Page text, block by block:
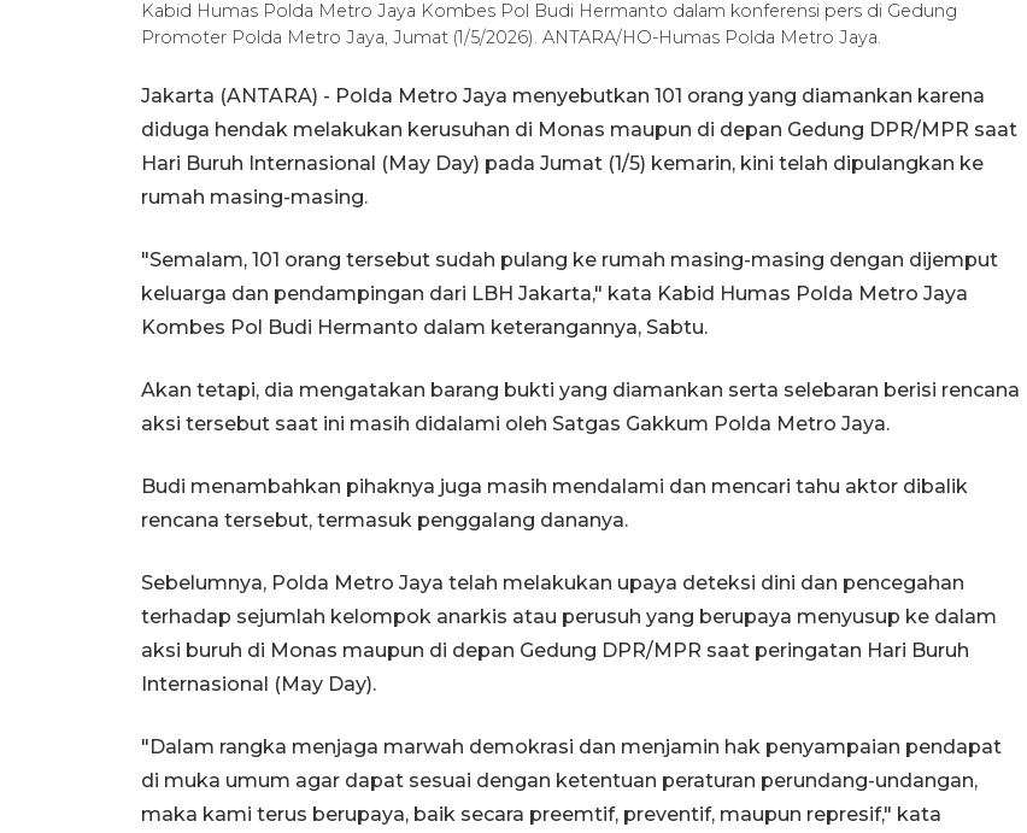
Kabid Humas Polda Metro Jaya Kombes Pol Budi Hermanto dalam konferensi pers di Gedung
Promoter Polda Metro Jaya, Jumat (1/5/2026). ANTARA/HO-Humas Polda Metro Jaya.
Jakarta (ANTARA) - Polda Metro Jaya menyebutkan 101 orang yang diamankan karena
diduga hendak melakukan kerusuhan di Monas maupun di depan Gedung DPR/MPR saat
Hari Buruh Internasional (May Day) pada Jumat (1/5) kemarin, kini telah dipulangkan ke
rumah masing-masing.
"Semalam, 101 orang tersebut sudah pulang ke rumah masing-masing dengan dijemput
keluarga dan pendampingan dari LBH Jakarta," kata Kabid Humas Polda Metro Jaya
Kombes Pol Budi Hermanto dalam keterangannya, Sabtu.
Akan tetapi, dia mengatakan barang bukti yang diamankan serta selebaran berisi rencana
aksi tersebut saat ini masih didalami oleh Satgas Gakkum Polda Metro Jaya.
Budi menambahkan pihaknya juga masih mendalami dan mencari tahu aktor dibalik
rencana tersebut, termasuk penggalang dananya.
Sebelumnya, Polda Metro Jaya telah melakukan upaya deteksi dini dan pencegahan
terhadap sejumlah kelompok anarkis atau perusuh yang berupaya menyusup ke dalam
aksi buruh di Monas maupun di depan Gedung DPR/MPR saat peringatan Hari Buruh
Internasional (May Day).
"Dalam rangka menjaga marwah demokrasi dan menjamin hak penyampaian pendapat
di muka umum agar dapat sesuai dengan ketentuan peraturan perundang-undangan,
maka kami terus berupaya, baik secara preemtif, preventif, maupun represif," kata